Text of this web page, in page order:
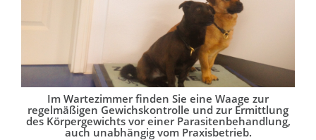
Im Wartezimmer finden Sie eine Waage zur
regelmäßigen Gewichskontrolle und zur Ermittlung
des Körpergewichts vor einer Parasitenbehandlung,
auch unabhängig vom Praxisbetrieb.